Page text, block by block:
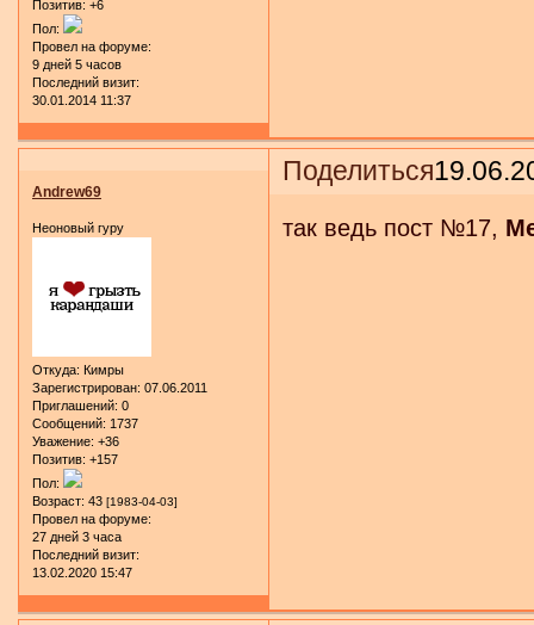
Позитив: +6
Пол:
Провел на форуме:
9 дней 5 часов
Последний визит:
30.01.2014 11:37
Поделиться
Andrew69
Неоновый гуру
Откуда: Кимры
Зарегистрирован: 07.06.2011
Приглашений: 0
Сообщений: 1737
Уважение: +36
Позитив: +157
Пол:
Возраст: 43 [1983-04-03]
Провел на форуме:
27 дней 3 часа
Последний визит:
13.02.2020 15:47
так ведь пост №17,